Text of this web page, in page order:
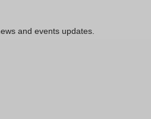
and events updates.